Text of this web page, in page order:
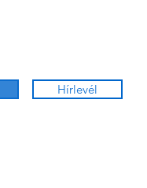
Hírlevél